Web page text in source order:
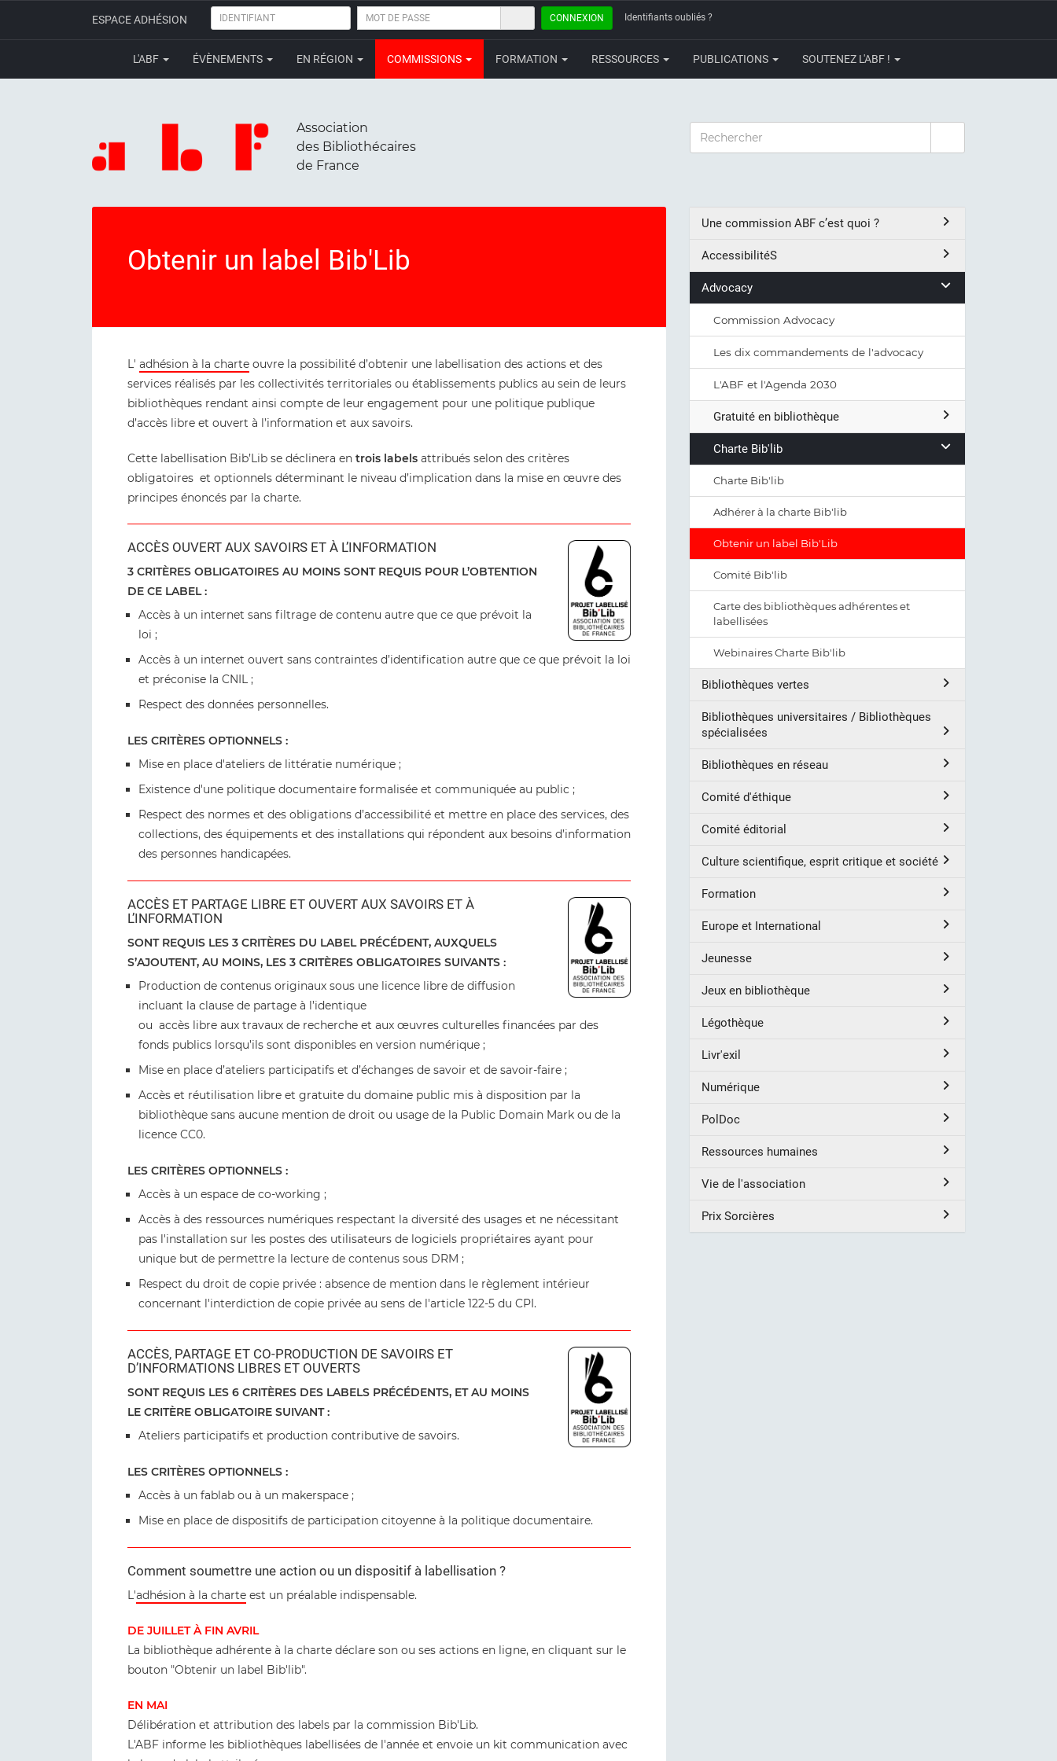
ESPACE ADHÉSION IDENTIFIANT
MOT
PASSE
CONNEXION Identifiants oubliés ?
L'ABF ÉVÈNEMENTS EN RÉGION COMMISSIONS FORMATION RESSOURCES PUBLICATIONS SOUTENEZ L'ABF !
Association
des Bibliothécaires
de France
RECHERCHER
Obtenir un label Bib'Lib
L' adhésion à la charte ouvre la possibilité d’obtenir une labellisation des actions et des
services réalisés par les collectivités territoriales ou établissements publics au sein de leurs
bibliothèques rendant ainsi compte de leur engagement pour une politique publique
d’accès libre et ouvert à l’information et aux savoirs.
Cette labellisation Bib’Lib se déclinera en trois labels attribués selon des critères
obligatoires et optionnels déterminant le niveau d’implication dans la mise en œuvre des
principes énoncés par la charte.
ACCÈS OUVERT AUX SAVOIRS ET À L’INFORMATION
3 CRITÈRES OBLIGATOIRES AU MOINS SONT REQUIS POUR L’OBTENTION
DE CE LABEL :
Accès à un internet sans filtrage de contenu autre que ce que prévoit la
loi ;
Accès à un internet ouvert sans contraintes d’identification autre que ce que prévoit la loi
et préconise la CNIL ;
Respect des données personnelles.
LES CRITÈRES OPTIONNELS :
Mise en place d'ateliers de littératie numérique ;
Existence d'une politique documentaire formalisée et communiquée au public ;
Respect des normes et des obligations d’accessibilité et mettre en place des services, des
collections, des équipements et des installations qui répondent aux besoins d’information
des personnes handicapées.
ACCÈS ET PARTAGE LIBRE ET OUVERT AUX SAVOIRS ET À
L’INFORMATION
SONT REQUIS LES 3 CRITÈRES DU LABEL PRÉCÉDENT, AUXQUELS
S’AJOUTENT, AU MOINS, LES 3 CRITÈRES OBLIGATOIRES SUIVANTS :
Production de contenus originaux sous une licence libre de diffusion
incluant la clause de partage à l’identique
ou accès libre aux travaux de recherche et aux œuvres culturelles financées par des
fonds publics lorsqu’ils sont disponibles en version numérique ;
Mise en place d’ateliers participatifs et d’échanges de savoir et de savoir-faire ;
Accès et réutilisation libre et gratuite du domaine public mis à disposition par la
bibliothèque sans aucune mention de droit ou usage de la Public Domain Mark ou de la
licence CC0.
LES CRITÈRES OPTIONNELS :
Accès à un espace de co-working ;
Accès à des ressources numériques respectant la diversité des usages et ne nécessitant
pas l'installation sur les postes des utilisateurs de logiciels propriétaires ayant pour
unique but de permettre la lecture de contenus sous DRM ;
Respect du droit de copie privée : absence de mention dans le règlement intérieur
concernant l'interdiction de copie privée au sens de l'article 122-5 du CPI.
ACCÈS, PARTAGE ET CO-PRODUCTION DE SAVOIRS ET
D’INFORMATIONS LIBRES ET OUVERTS
SONT REQUIS LES 6 CRITÈRES DES LABELS PRÉCÉDENTS, ET AU MOINS
LE CRITÈRE OBLIGATOIRE SUIVANT :
Ateliers participatifs et production contributive de savoirs.
LES CRITÈRES OPTIONNELS :
Accès à un fablab ou à un makerspace ;
Mise en place de dispositifs de participation citoyenne à la politique documentaire.
Comment soumettre une action ou un dispositif à labellisation ?
L'adhésion à la charte est un préalable indispensable.
DE JUILLET À FIN AVRIL
La bibliothèque adhérente à la charte déclare son ou ses actions en ligne, en cliquant sur le
bouton "Obtenir un label Bib'lib".
EN MAI
Délibération et attribution des labels par la commission Bib'Lib.
L'ABF informe les bibliothèques labellisées de l'année et envoie un kit communication avec
Une commission ABF c’est quoi ?
AccessibilitéS
Advocacy
Commission Advocacy
Les dix commandements de l'advocacy
L'ABF et l'Agenda 2030
Gratuité en bibliothèque
Charte Bib'lib
Charte Bib'lib
Adhérer à la charte Bib'lib
Obtenir un label Bib'Lib
Comité Bib'lib
Carte des bibliothèques adhérentes et
labellisées
Webinaires Charte Bib'lib
Bibliothèques vertes
Bibliothèques universitaires / Bibliothèques
spécialisées
Bibliothèques en réseau
Comité d'éthique
Comité éditorial
Culture scientifique, esprit critique et société
Formation
Europe et International
Jeunesse
Jeux en bibliothèque
Légothèque
Livr'exil
Numérique
PolDoc
Ressources humaines
Vie de l'association
Prix Sorcières